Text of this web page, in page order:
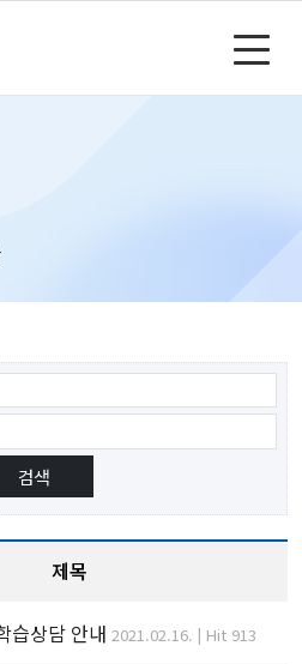
제목
습상담 안내 2021.02.16. | Hit 913